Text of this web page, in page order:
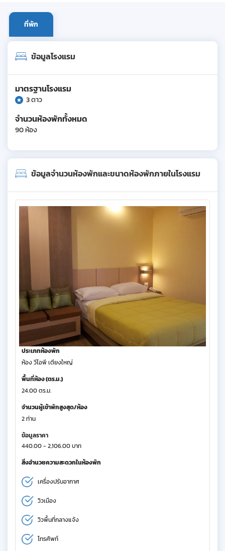
ที่พัก
ข้อมูลโรงแรม
มาตรฐานโรงแรม
3 ดาว
จำนวนห้องพักทั้งหมด
90 ห้อง
ข้อมูลจำนวนห้องพักและขนาดห้องพักภายในโรงแรม
ประเภทห้องพัก
ห้อง วีไอพี เตียงใหญ่
พื้นที่ห้อง (ตร.ม.)
24.00 ตร.ม.
จำนวนผู้เข้าพักสูงสุด/ห้อง
2 ท่าน
ข้อมูลราคา
440.00 - 2,106.00 บาท
สิ่งอำนวยความสะดวกในห้องพัก
เครื่องปรับอากาศ
วิวเมือง
วิวพื้นที่กลางแจ้ง
โทรศัพท์